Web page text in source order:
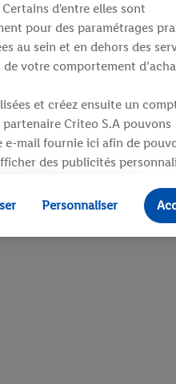
d'entre elles sont
pour des paramétrages
au sein et en dehors des
votre comportement
et créez ensuite un
Criteo S.A pouvons
e-mail fournie ici afin de
des publicités
à-dire des publicités pour des
plaçant le produit dans un
Personnaliser